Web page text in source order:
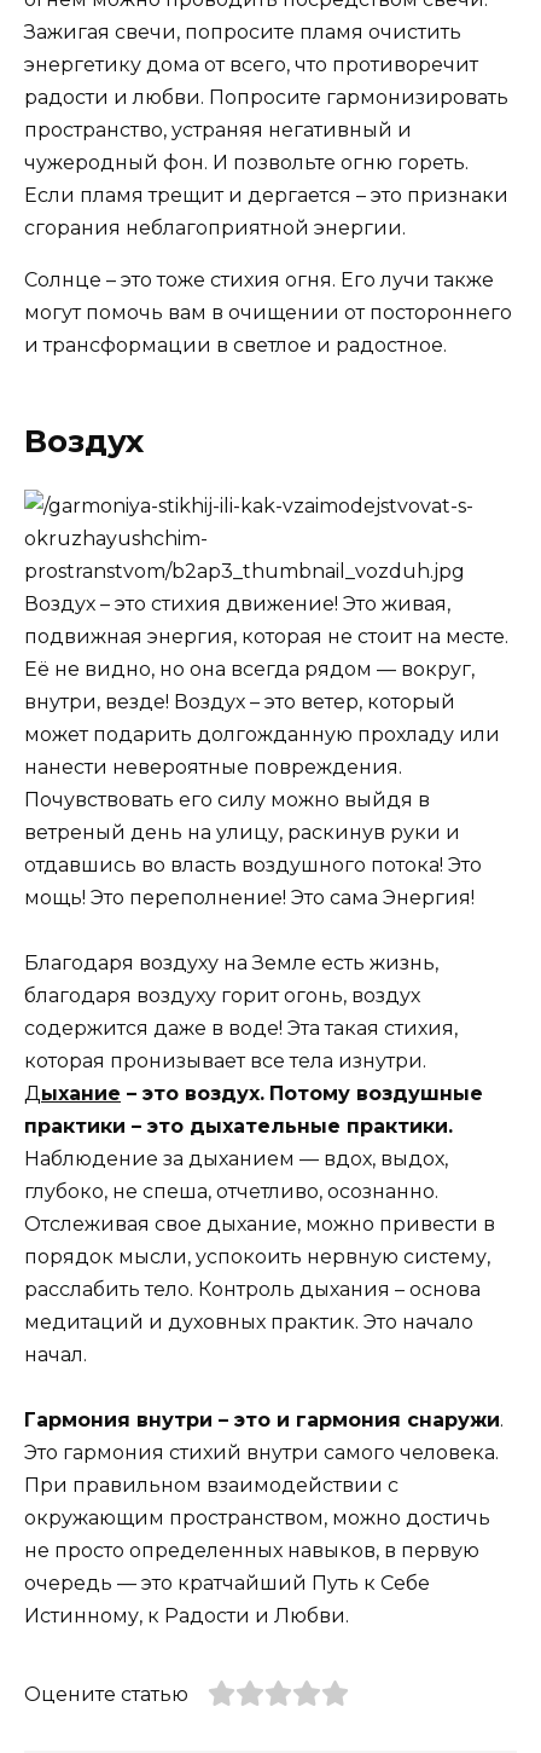
Зажигая свечи, попросите пламя очистить
энергетику дома от всего, что противоречит
радости и любви. Попросите гармонизировать
пространство, устраняя негативный и
чужеродный фон. И позвольте огню гореть.
Если пламя трещит и дергается – это признаки
сгорания неблагоприятной энергии.
Солнце – это тоже стихия огня. Его лучи также
могут помочь вам в очищении от постороннего
и трансформации в светлое и радостное.
Воздух
Воздух – это стихия движение! Это живая,
подвижная энергия, которая не стоит на месте.
Её не видно, но она всегда рядом — вокруг,
внутри, везде! Воздух – это ветер, который
может подарить долгожданную прохладу или
нанести невероятные повреждения.
Почувствовать его силу можно выйдя в
ветреный день на улицу, раскинув руки и
отдавшись во власть воздушного потока! Это
мощь! Это переполнение! Это сама Энергия!
Благодаря воздуху на Земле есть жизнь,
благодаря воздуху горит огонь, воздух
содержится даже в воде! Эта такая стихия,
которая пронизывает все тела изнутри.
Дыхание – это воздух. Потому воздушные
практики – это дыхательные практики.
Наблюдение за дыханием — вдох, выдох,
глубоко, не спеша, отчетливо, осознанно.
Отслеживая свое дыхание, можно привести в
порядок мысли, успокоить нервную систему,
расслабить тело. Контроль дыхания – основа
медитаций и духовных практик. Это начало
начал.
Гармония внутри – это и гармония снаружи.
Это гармония стихий внутри самого человека.
При правильном взаимодействии с
окружающим пространством, можно достичь
не просто определенных навыков, в первую
очередь — это кратчайший Путь к Себе
Истинному, к Радости и Любви.
Оцените статью